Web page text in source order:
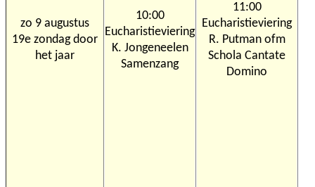
zo 9 augustus
19e zondag door
het jaar
10:00
Eucharistieviering
K. Jongeneelen
Samenzang
11:00
Eucharistieviering
R. Putman ofm
Schola Cantate
Domino